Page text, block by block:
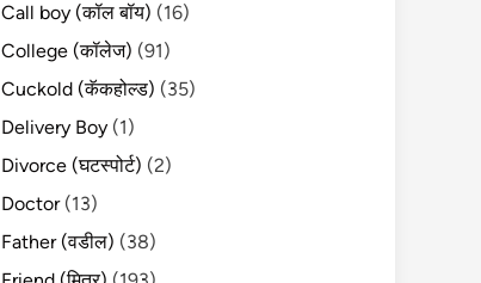
Call boy (कॉल बॉय) (16)
College (कॉलेज) (91)
Cuckold (कॅकहोल्ड) (35)
Delivery Boy (1)
Divorce (घटस्पोर्ट) (2)
Doctor(13)
Father (वडील) (38)